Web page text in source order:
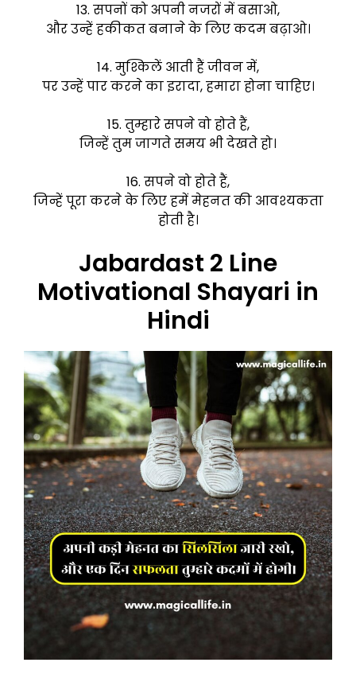
13. सपनों को अपनी नजरों में बसाओ,
और उन्हें हकीकत बनाने के लिए कदम बढ़ाओ।
14. मुश्किलें आती हैं जीवन में,
पर उन्हें पार करने का इरादा, हमारा होना चाहिए।
15. तुम्हारे सपने वो होते हैं,
जिन्हें तुम जागते समय भी देखते हो।
16. सपने वो होते हैं,
जिन्हें पूरा करने के लिए हमें मेहनत की आवश्यकता
होती है।
Jabardast 2 Line
Motivational Shayari in
Hindi